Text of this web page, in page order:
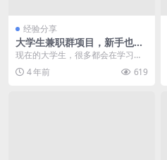
经验分享
大学生兼职群项目，新手也能
日入1000+
现在的大学生，很多都会在学习之
余，选择做一份兼职，一来可以赚
取点生活费，二来可以...
4 年前 619